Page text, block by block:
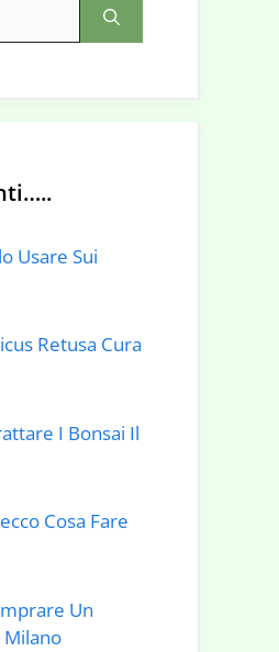
Usare Sui
Retusa Cura
I Bonsai Il
Cosa Fare
Un
Milano